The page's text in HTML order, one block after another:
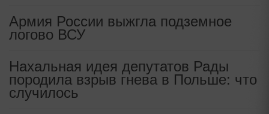
Армия России выжгла подземное
логово ВСУ
Нахальная идея депутатов Рады
породила взрыв гнева в Польше: что
случилось